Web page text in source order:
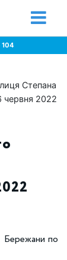
Бережани по